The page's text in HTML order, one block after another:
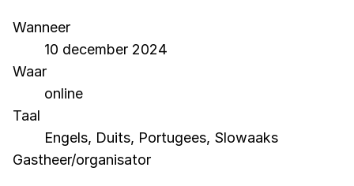
Wanneer
10 december 2024
Waar
online
Taal
Engels, Duits, Portugees, Slowaaks
Gastheer/organisator